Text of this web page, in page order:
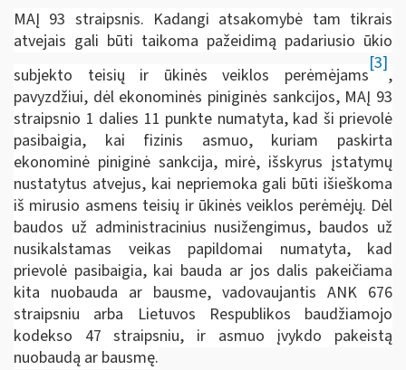
MAĮ 93 straipsnis. Kadangi atsakomybė tam tikrais
atvejais gali būti taikoma pažeidimą padariusio ūkio
subjekto teisių ir ūkinės veiklos perėmėjams
[3]
,
pavyzdžiui, dėl ekonominės piniginės sankcijos, MAĮ 93
straipsnio 1 dalies 11 punkte numatyta, kad ši prievolė
pasibaigia, kai fizinis asmuo, kuriam paskirta
ekonominė piniginė sankcija, mirė, išskyrus įstatymų
nustatytus atvejus, kai nepriemoka gali būti išieškoma
iš mirusio asmens teisių ir ūkinės veiklos perėmėjų. Dėl
baudos už administracinius nusižengimus, baudos už
nusikalstamas veikas papildomai numatyta, kad
prievolė pasibaigia, kai bauda ar jos dalis pakeičiama
kita nuobauda ar bausme, vadovaujantis ANK 676
straipsniu arba Lietuvos Respublikos baudžiamojo
kodekso 47 straipsniu, ir asmuo įvykdo pakeistą
nuobaudą ar bausmę.